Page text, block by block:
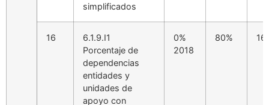
simplificados
16
6.1.9.I1
Porcentaje de
dependencias
entidades y
unidades de
apoyo con
0%
2018
80%